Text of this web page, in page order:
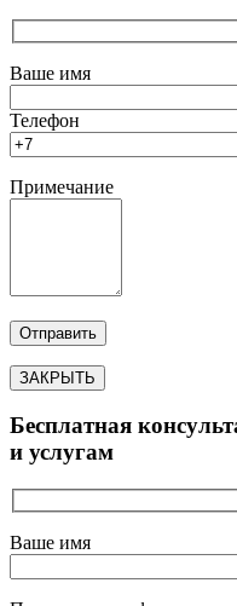
Ваше имя
Телефон
Примечание
ЗАКРЫТЬ
Бесплатная
и услугам
Ваше имя